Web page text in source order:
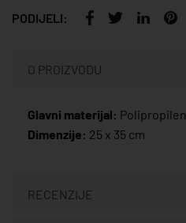
PODIJELI:
O PROIZVODU
Glavni materijal: Polipropilen
Dimenzije: 25 x 35 cm
RECENZIJE